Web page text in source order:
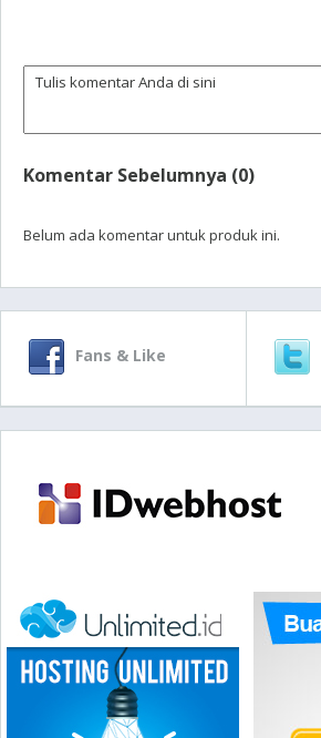
Komentar Sebelumnya (0)
Belum ada komentar untuk produk ini.
Fans & Like